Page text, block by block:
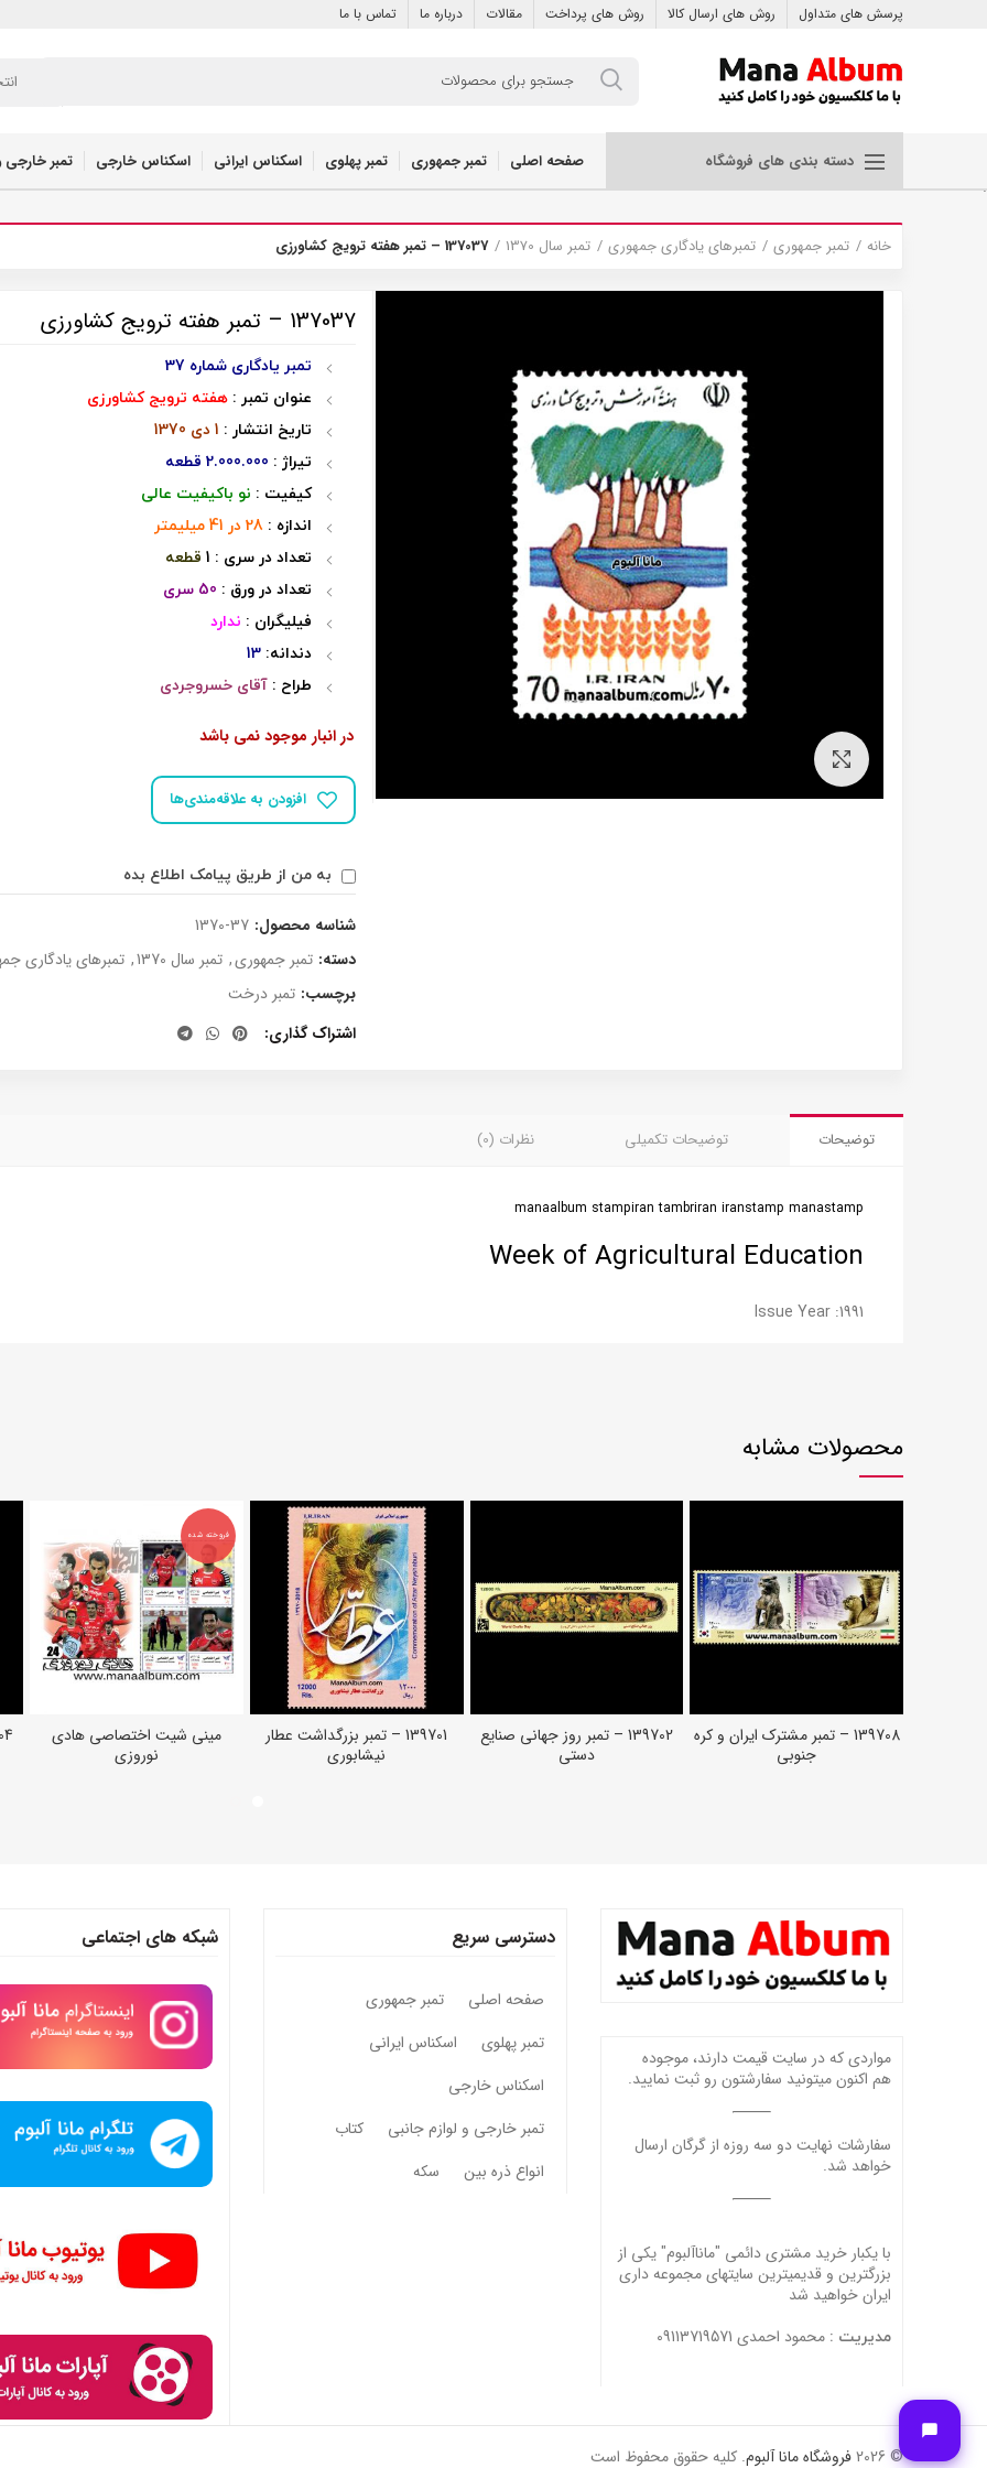
پرسش های متداول روش های ارسال کالا روش های پرداخت مقالات درباره ما تماس با ما
دسته بندی های فروشگاه صفحه اصلی تمبر جمهوری تمبر پهلوی اسکناس ایرانی اسکناس خارجی تمبر خارجی
.
خانه تمبر جمهوری تمبرهای یادگاری جمهوری تمبر سال 1370 137037 – تمبر هفته ترویج کشاورزی
137037 – تمبر هفته ترویج کشاورزی
تمبر یادگاری شماره 37
عنوان تمبر : هفته ترویج کشاورزی
تاریخ انتشار : 1 دی 1370
تیراژ : 2.000.000 قطعه
کیفیت : نو باکیفیت عالی
اندازه : 28 در 41 میلیمتر
تعداد در سری : 1 قطعه
تعداد در ورق : 50 سری
فیلیگران : ندارد
دندانه: 13
طراح : آقای خسروجردی
در انبار موجود نمی باشد
افزودن به علاقه‌مندی‌ها
به من از طریق پیامک اطلاع بده
شناسه محصول: 1370-37
دسته: تمبر جمهوری, تمبر سال 1370 , تمبرهای یادگاری
برچسب: تمبر درخت
اشتراک گذاری
توضیحات توضیحات تکمیلی نظرات (0)
manaalbum stampiran tambriran iranstamp manastamp
Week of Agricultural Education
Issue Year :1991
محصولات مشابه
افزودن به سبد خرید
139708 – تمبر مشترک ایران و کره
جنوبی
افزودن به سبد خرید
139702 – تمبر روز جهانی صنایع
دستی
افزودن به سبد خرید
139701 – تمبر بزرگداشت عطار
نیشابوری
فروخته شده
اطلاعات بیشتر
مینی شیت اختصاصی هادی
نوروزی
مواردی که در سایت قیمت دارند، موجوده
هم اکنون میتونید سفارشتون رو ثبت نمایید.
سفارشات نهایت دو سه روزه از گرگان ارسال
خواهد شد.
با یکبار خرید مشتری دائمی "ماناآلبوم" یکی از
بزرگترین و قدیمیترین سایتهای مجموعه داری
ایران خواهید شد
مدیریت : محمود احمدی 09113719571
دسترسی سریع
صفحه اصلی
تمبر جمهوری
تمبر پهلوی
اسکناس ایرانی
اسکناس خارجی
تمبر خارجی و لوازم جانبی
کتاب
انواع ذره بین
سکه
شبکه های اجتماعی
© 2026 فروشگاه مانا آلبوم. کلیه حقوق محفوظ است